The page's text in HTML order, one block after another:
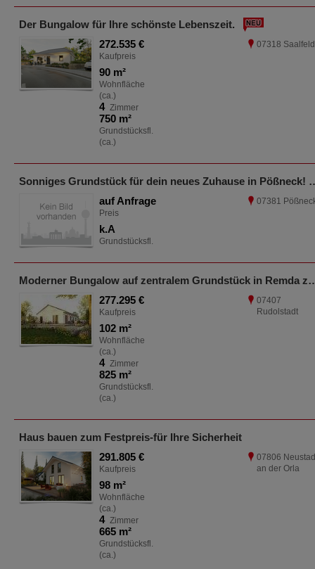
Der Bungalow für Ihre schönste Lebenszeit.
272.535 €
Kaufpreis
90 m²
Wohnfläche
(ca.)
4 Zimmer
750 m²
Grundstücksfl.
(ca.)
07318 Saalfeld
Sonniges Grundstück
auf Anfrage
Preis
k.A
Grundstücksfl.
07381
Moderner Bungalow auf
277.295 €
Kaufpreis
102 m²
Wohnfläche
(ca.)
4 Zimmer
825 m²
Grundstücksfl.
(ca.)
07407
Rudolstadt
Haus bauen zum Festpreis-für Ihre Sicherheit
291.805 €
Kaufpreis
98 m²
Wohnfläche
(ca.)
4 Zimmer
665 m²
Grundstücksfl.
(ca.)
07806
an der Orla